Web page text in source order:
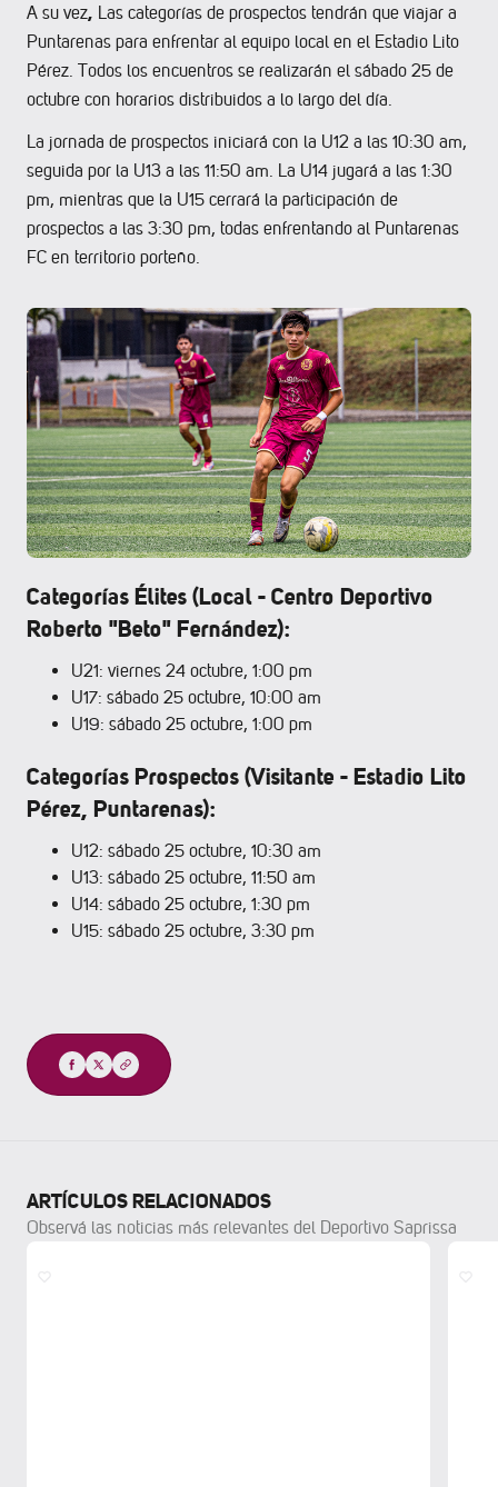
A su vez, Las categorías de prospectos tendrán que viajar a
Puntarenas para enfrentar al equipo local en el Estadio Lito
Pérez. Todos los encuentros se realizarán el sábado 25 de
octubre con horarios distribuidos a lo largo del día.
La jornada de prospectos iniciará con la U12 a las 10:30 am,
seguida por la U13 a las 11:50 am. La U14 jugará a las 1:30
pm, mientras que la U15 cerrará la participación de
prospectos a las 3:30 pm, todas enfrentando al Puntarenas
FC en territorio porteño.
Categorías Élites (Local - Centro Deportivo
Roberto "Beto" Fernández):
U21: viernes 24 octubre, 1:00 pm
U17: sábado 25 octubre, 10:00 am
U19: sábado 25 octubre, 1:00 pm
Categorías Prospectos (Visitante - Estadio Lito
Pérez, Puntarenas):
U12: sábado 25 octubre, 10:30 am
U13: sábado 25 octubre, 11:50 am
U14: sábado 25 octubre, 1:30 pm
U15: sábado 25 octubre, 3:30 pm
Compartir
ARTÍCULOS RELACIONADOS
Observá las noticias más relevantes del Deportivo Saprissa